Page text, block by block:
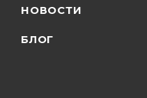
НОВОСТИ
БЛОГ